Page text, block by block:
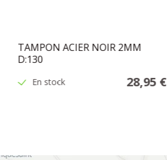
TAMPON ACIER NOIR 2MM
D:130
En stock 28,95 €